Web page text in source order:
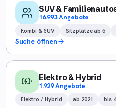
SUV &
16.993 Angebote
Kombi & SUV Sitzplätze ab 5
Suche öffnen
Elektro & Hybrid
1.929 Angebote
Elektro / Hybrid ab 2021 bis